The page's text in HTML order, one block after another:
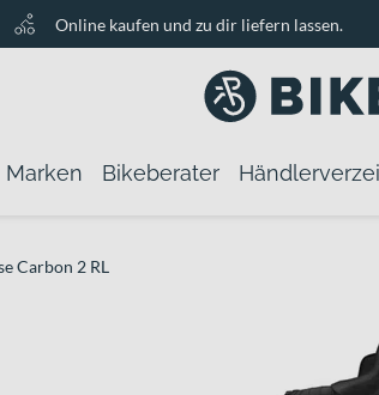
Online kaufen und zu dir liefern lassen.
Marken Bikeberater
Carbon 2 RL